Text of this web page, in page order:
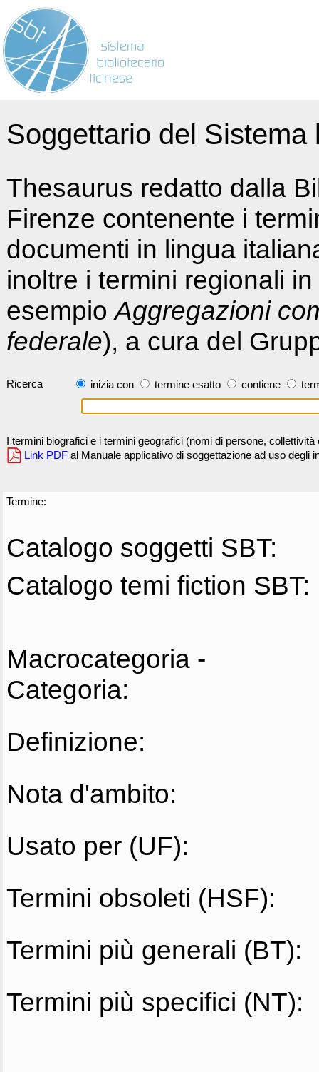
Soggettario del
Thesaurus redatto dalla
Firenze contenente i
documenti in lingua
inoltre i termini regionali
esempioAggregazioni
federale), a cura del
Ricerca inizia con termine esatto contiene
I termini biografici e i termini geografici (nomi di persone,
Link PDF al Manuale applicativo di soggettazione ad uso degli
Termine:
Catalogo soggetti SBT:
Catalogo temi fiction SBT:
Macrocategoria -
Categoria:
Definizione:
Nota d'ambito:
Usato per (UF):
Termini obsoleti (HSF):
Termini più generali (BT):
Termini più specifici (NT):